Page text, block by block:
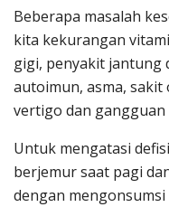
Beberapa masalah
kita kekurangan
gigi, penyakit jantung
autoimun, asma,
vertigo dan
Untuk mengatasi
berjemur saat pagi
dengan